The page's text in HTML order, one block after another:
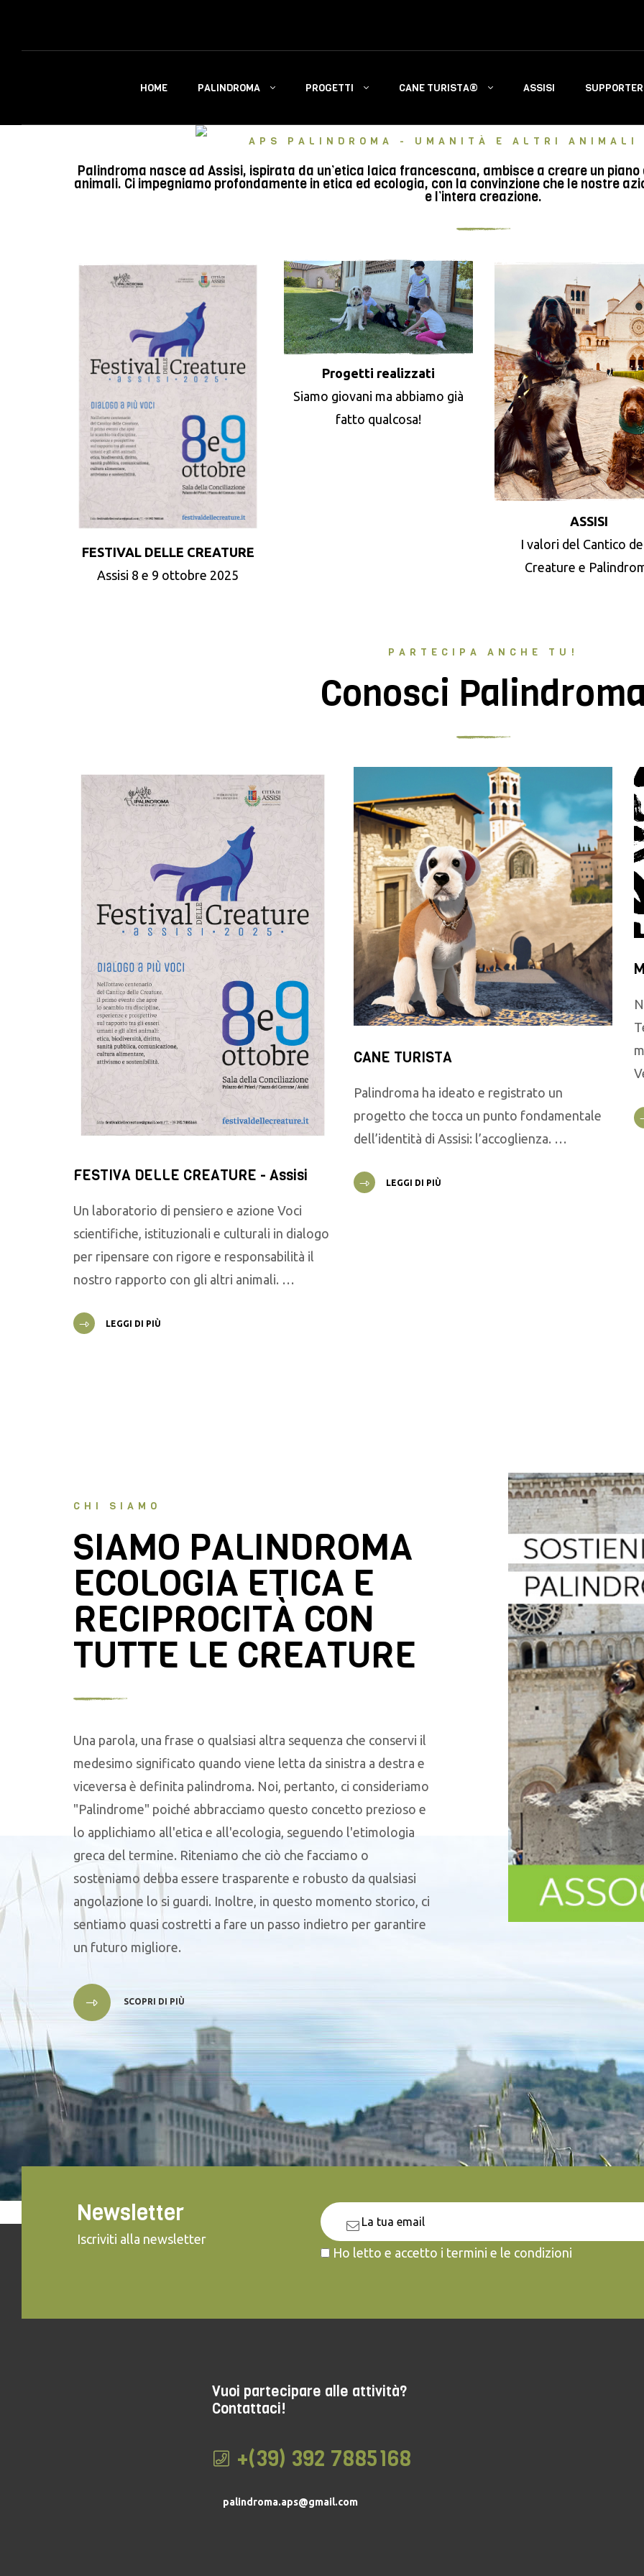
HOME PALINDROMA PROGETTI CANE TURISTA® ASSISI
APS PALINDROMA - UMANITÀ E ALTRI
Palindroma nasce ad Assisi, ispirata da un’etica laica francescana, ambisce a creare un
animali. Ci impegniamo profondamente in etica ed ecologia, con la convinzione che le nostre
e l’intera creazione.
FESTIVAL DELLE CREATURE
Assisi 8 e 9 ottobre 2025
Progetti realizzati
Siamo giovani ma abbiamo già
fatto qualcosa!
ASSISI
I valori del Cantico
Creature e
PARTECIPA ANCHE TU!
Conosci
FESTIVA DELLE CREATURE - Assisi
Un laboratorio di pensiero e azione Voci
scientifiche, istituzionali e culturali in dialogo
per ripensare con rigore e responsabilità il
nostro rapporto con gli altri animali. …
LEGGI DI PIÙ
CANE TURISTA
Palindroma ha ideato e registrato un
progetto che tocca un punto fondamentale
dell’identità di Assisi: l’accoglienza. …
LEGGI DI PIÙ
CHI SIAMO
SIAMO PALINDROMA
ECOLOGIA ETICA E
RECIPROCITÀ CON
TUTTE LE CREATURE
Una parola, una frase o qualsiasi altra sequenza che conservi il
medesimo significato quando viene letta da sinistra a destra e
viceversa è definita palindroma. Noi, pertanto, ci consideriamo
"Palindrome" poiché abbracciamo questo concetto prezioso e
lo applichiamo all'etica e all'ecologia, seguendo l'etimologia
greca del termine. Riteniamo che ciò che facciamo o
sosteniamo debba essere trasparente e robusto da qualsiasi
angolazione lo si guardi. Inoltre, in questo momento storico, ci
sentiamo quasi costretti a fare un passo indietro per garantire
un futuro migliore.
SCOPRI DI PIÙ
Newsletter
Iscriviti alla newsletter
Ho letto e accetto i termini e le condizioni
Vuoi partecipare alle attività?
Contattaci!
+(39) 392 7885168
palindroma.aps@gmail.com